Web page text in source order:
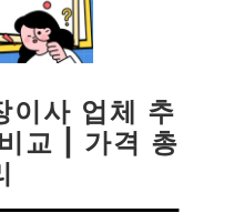
이사 업체 추
교 | 가격 총